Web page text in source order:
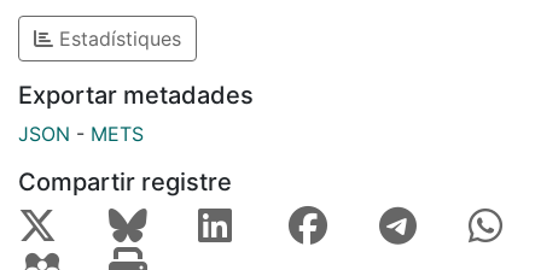
Estadístiques
Exportar metadades
JSON - METS
Compartir registre